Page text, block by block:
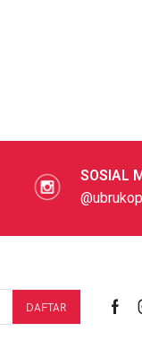
SOSIAL